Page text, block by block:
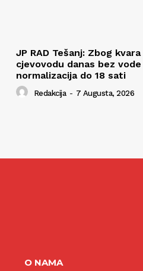
JP RAD Tešanj: Zbog kvara
cjevovodu danas bez
normalizacija do 18 sati
Redakcija - 7 Augusta, 2026
O NAMA